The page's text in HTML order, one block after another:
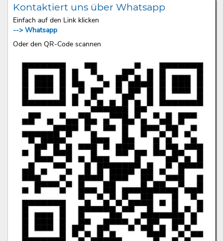
Kontaktiert uns über Whatsapp
Einfach auf den Link klicken
--> Whatsapp
Oder den QR-Code scannen